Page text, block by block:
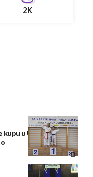
2K
kupu u Usori: Osvojeno